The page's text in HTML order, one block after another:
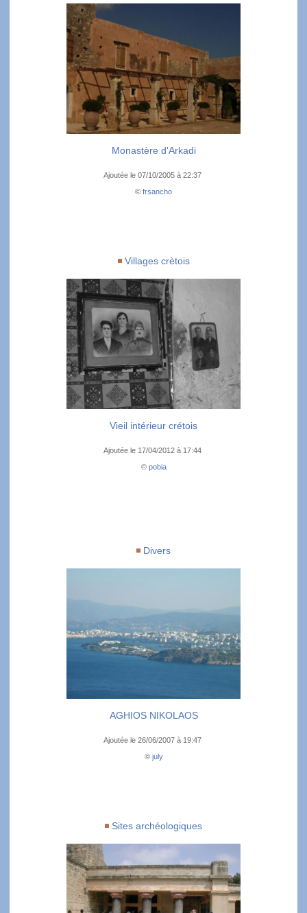
Monastère d'Arkadi
Ajoutée le 07/10/2005 à 22:37
© frsancho
Villages crètois
Vieil intérieur crétois
Ajoutée le 17/04/2012 à 17:44
© pobia
Divers
AGHIOS NIKOLAOS
Ajoutée le 26/06/2007 à 19:47
© july
Sites archéologiques